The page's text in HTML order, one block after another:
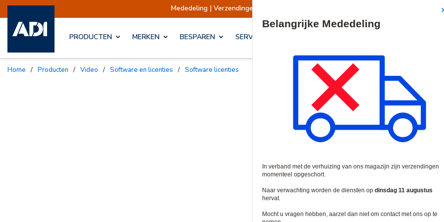
Mededeling | Verzendingen opgeschort Verzendingen worden op dinsdag 11
PRODUCTEN MERKEN BESPAREN SERVICES & OPLOSSINGEN
Home / Producten / Video / Software en licenties / Software licenties